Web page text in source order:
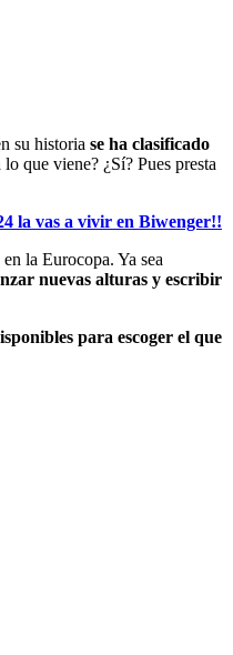
su historia se ha clasificado
lo que viene? ¿Sí? Pues presta
la vas a vivir en Biwenger!!
la Eurocopa. Ya sea
nuevas alturas y escribir
para escoger el que